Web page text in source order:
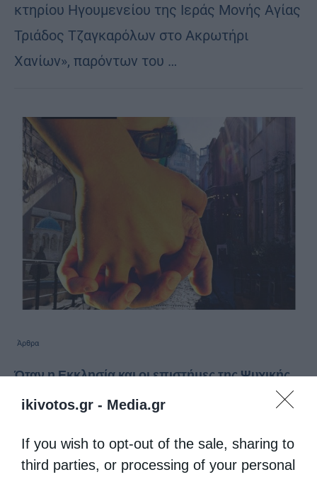
ikivotos.gr - Media.gr
If you wish to opt-out of the sale, sharing to
third parties, or processing of your personal
κτηρίου Ηγουμενείου της Ιεράς Μονής Αγίας
Τριάδος Τζαγκαρόλων στο Ακρωτήρι
Χανίων», παρόντων του …
Άρθρα
Όταν η Εκκλησία και οι επιστήμες της Ψυχικής
Υγείας συζητούν από κοινού για την Πίστη, την
Ύπαρξη και τη Σχέση
από 5 Αυγούστου 2019
Γράφει ο π. Αντώνιος Χρήστου Προϊστάμενος